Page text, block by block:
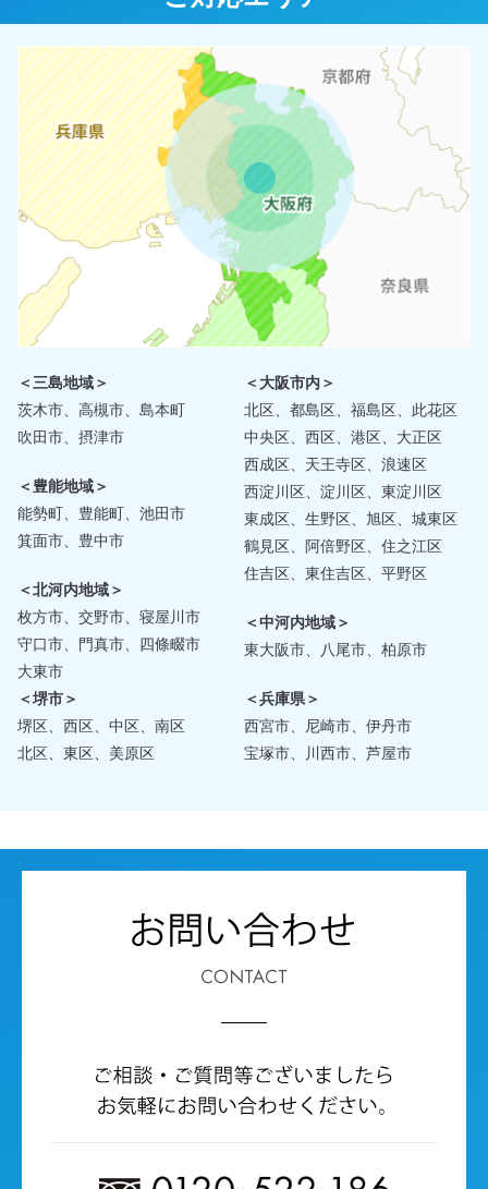
＜三島地域＞
茨木市、高槻市、島本町
吹田市、摂津市
＜豊能地域＞
能勢町、豊能町、池田市
箕面市、豊中市
＜北河内地域＞
枚方市、交野市、寝屋川市
守口市、門真市、四條畷市
大東市
＜大阪市内＞
北区、都島区、福島区、此花区
中央区、西区、港区、大正区
西成区、天王寺区、浪速区
西淀川区、淀川区、東淀川区
東成区、生野区、旭区、城東区
鶴見区、阿倍野区、住之江区
住吉区、東住吉区、平野区
＜中河内地域＞
東大阪市、八尾市、柏原市
＜堺市＞
堺区、西区、中区、南区
北区、東区、美原区
＜兵庫県＞
西宮市、尼崎市、伊丹市
宝塚市、川西市、芦屋市